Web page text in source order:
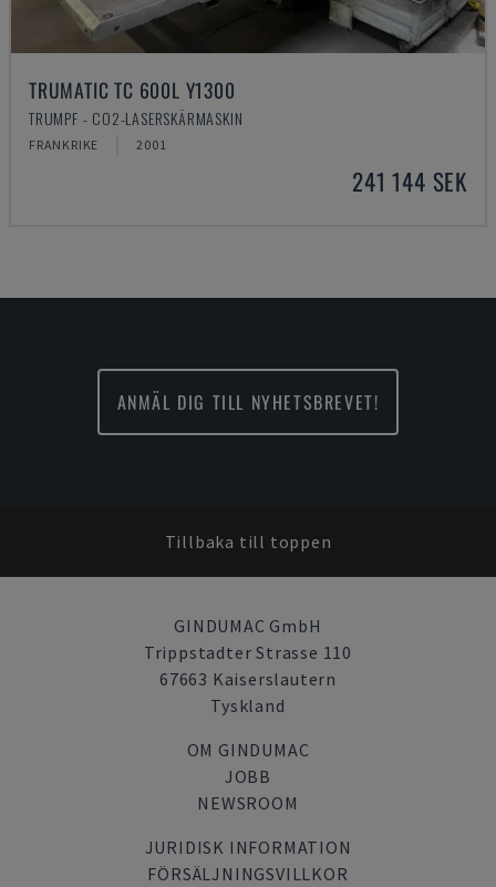
TRUMATIC TC 600L Y1300
TRUMPF - CO2-LASERSKÄRMASKIN
FRANKRIKE 2001
241 144 SEK
ANMÄL DIG TILL NYHETSBREVET!
Tillbaka till toppen
GINDUMAC GmbH
Trippstadter Strasse 110
67663 Kaiserslautern
Tyskland
OM GINDUMAC
JOBB
NEWSROOM
JURIDISK INFORMATION
FÖRSÄLJNINGSVILLKOR